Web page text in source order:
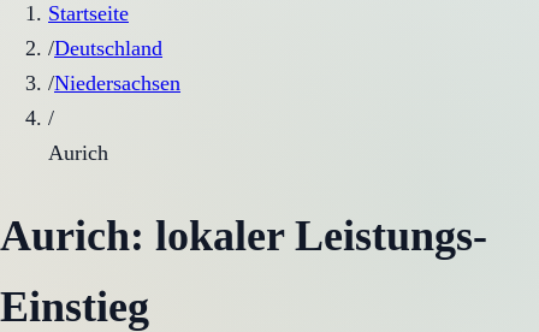
Startseite
/Deutschland
/Niedersachsen
/
Aurich
Aurich: lokaler Leistungs-
Einstieg